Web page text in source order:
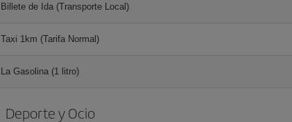
Billete de Ida (Transporte Local)
Taxi 1km (Tarifa Normal)
La Gasolina (1 litro)
Deporte y Ocio